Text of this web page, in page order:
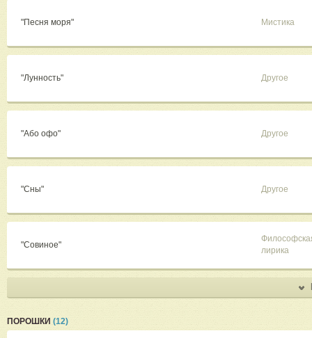
"Песня моря" Мистика
"Лунность" Другое
"Або офо" Другое
"Сны" Другое
"Совиное"
лирика
ПОРОШКИ (12)